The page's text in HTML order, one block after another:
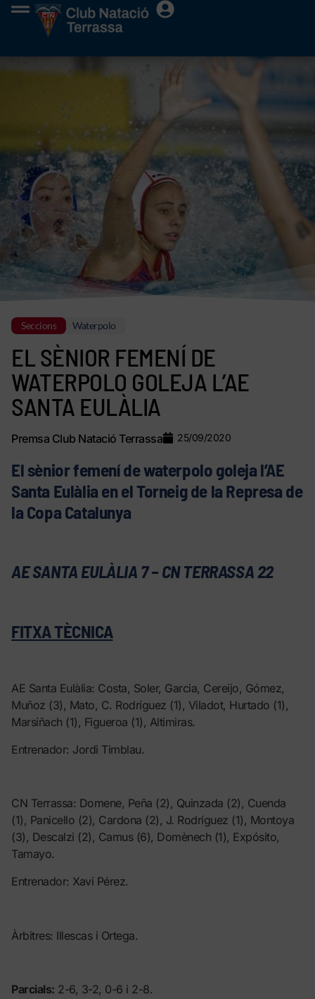
Seccions Waterpolo
EL SÈNIOR FEMENÍ DE
WATERPOLO GOLEJA L’AE
SANTA EULÀLIA
Premsa Club Natació Terrassa 25/09/2020
El sènior femení de waterpolo goleja l’AE
Santa Eulàlia en el Torneig de la Represa de
la Copa Catalunya
AE SANTA EULÀLIA 7 – CN TERRASSA 22
FITXA TÈCNICA
AE Santa Eulàlia: Costa, Soler, Garcia, Cereijo, Gómez,
Muñoz (3), Mato, C. Rodríguez (1), Viladot, Hurtado (1),
Marsiñach (1), Figueroa (1), Altimiras.
Entrenador: Jordi Timblau.
CN Terrassa: Domene, Peña (2), Quinzada (2), Cuenda
(1), Panicello (2), Cardona (2), J. Rodríguez (1), Montoya
(3), Descalzi (2), Camus (6), Domènech (1), Expósito,
Tamayo.
Entrenador: Xavi Pérez.
Àrbitres: Illescas i Ortega.
Parcials: 2-6, 3-2, 0-6 i 2-8.